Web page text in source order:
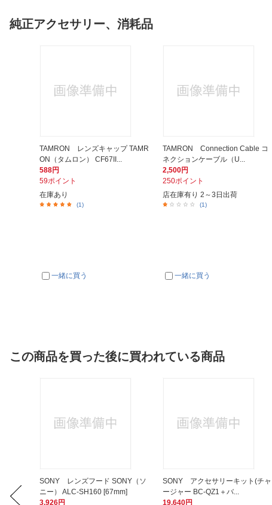
純正アクセサリー、消耗品
TAMRON レンズキャップ TAMR
ON（タムロン） CF67II...
588円
59ポイント
在庫あり
(1)
一緒に買う
TAMRON Connection Cable コ
ネクションケーブル（U...
2,500円
250ポイント
店在庫有り 2～3日出荷
(1)
一緒に買う
この商品を買った後に買われている商品
SONY レンズフード SONY（ソ
ニー） ALC-SH160 [67mm]
3,926円
SONY アクセサリーキット(チャ
ージャー BC-QZ1＋バ...
19,640円